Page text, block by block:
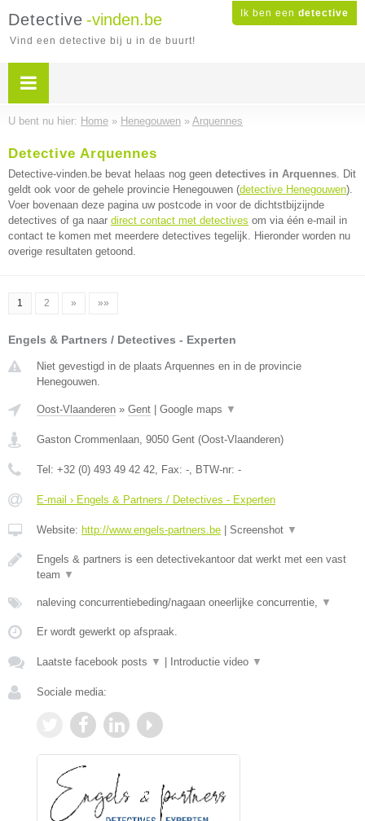
Ik ben een detective
Detective -vinden.be
Vind een detective bij u in de buurt!
U bent nu hier: Home » Henegouwen » Arquennes
Detective Arquennes
Detective-vinden.be bevat helaas nog geen detectives in Arquennes. Dit
geldt ook voor de gehele provincie Henegouwen (detective Henegouwen).
Voer bovenaan deze pagina uw postcode in voor de dichtstbijzijnde
detectives of ga naar direct contact met detectives om via één e-mail in
contact te komen met meerdere detectives tegelijk. Hieronder worden nu
overige resultaten getoond.
1 2 » »»
Engels & Partners / Detectives - Experten
Niet gevestigd in de plaats Arquennes en in de provincie
Henegouwen.
Oost-Vlaanderen » Gent Google maps ▼
Gaston Crommenlaan, 9050 Gent (Oost-Vlaanderen)
Tel: +32 (0) 493 49 42 42, Fax: -, BTW-nr: -
E-mail › Engels & Partners / Detectives - Experten
Website: http://www.engels-partners.be Screenshot ▼
Engels & partners is een detectivekantoor dat werkt met een vast
team ▼
naleving concurrentiebeding/nagaan oneerlijke concurrentie, ▼
Er wordt gewerkt op afspraak.
Laatste facebook posts ▼ Introductie video ▼
Sociale media: